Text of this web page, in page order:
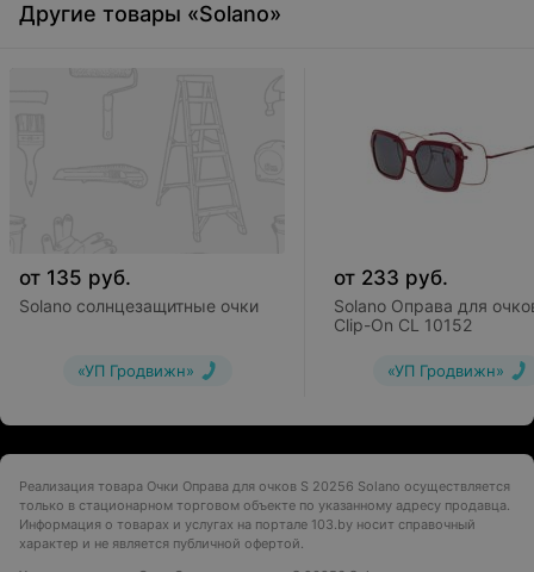
Другие товары «Solano»
от 135 руб.
Solano солнцезащитные очки
«УП Гродвижн»
от 233 руб.
Solano Оправа для
Clip-On CL 10152
«УП Гродвижн»
Реализация товара Очки Оправа для очков S 20256 Solano осуществляется
только в стационарном торговом объекте по указанному адресу продавца.
Информация о товарах и услугах на портале 103.by носит справочный
характер и не является публичной офертой.